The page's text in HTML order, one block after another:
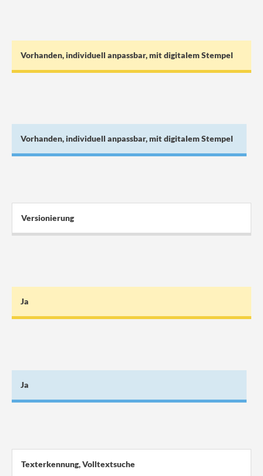
Vorhanden, individuell anpassbar, mit digitalem Stempel
Vorhanden, individuell anpassbar, mit digitalem Stempel
Versionierung
Ja
Ja
Texterkennung, Volltextsuche